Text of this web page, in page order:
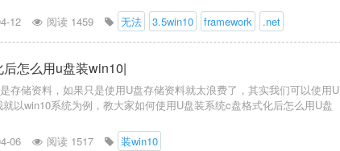
12 阅读 1459 无法 3.5win10 framework .net
怎么用u盘装win10|
存储资料，如果只是使用U盘存储资料就太浪费了，其实我们可以使用U
以win10系统为例，教大家如何使用U盘装系统c盘格式化后怎么用U盘
06 阅读 1517 装win10